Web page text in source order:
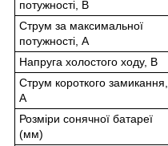
потужності, В
Струм за максимальної
потужності, А
Напруга холостого ходу, В
Струм короткого замикання,
А
Розміри сонячної батареї
(мм)